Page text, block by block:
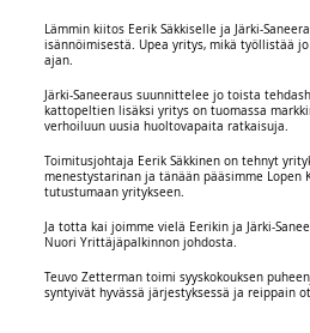
Lämmin kiitos Eerik Säkkiselle ja Järki-
isännöimisestä. Upea yritys, mikä työllistää
ajan.
Järki-Saneeraus suunnittelee jo toista
kattopeltien lisäksi yritys on tuomassa
verhoiluun uusia huoltovapaita ratkaisuja.
Toimitusjohtaja Eerik Säkkinen on tehnyt
menestystarinan ja tänään pääsimme Lopen
tutustumaan yritykseen.
Ja totta kai joimme vielä Eerikin ja Järki-
Nuori Yrittäjäpalkinnon johdosta.
Teuvo Zetterman toimi syyskokouksen
syntyivät hyvässä järjestyksessä ja reippain